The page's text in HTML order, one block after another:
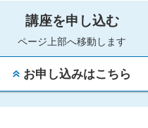
講座を申し込む
ページ上部へ移動します
お申し込みはこちら